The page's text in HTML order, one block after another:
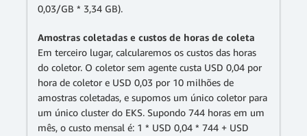
0,03/GB * 3,34 GB).
Amostras coletadas e custos de horas de coleta
Em terceiro lugar, calcularemos os custos das horas
do coletor. O coletor sem agente custa USD 0,04 por
hora de coletor e USD 0,03 por 10 milhões de
amostras coletadas, e supomos um único coletor para
um único cluster do EKS. Supondo 744 horas em um
mês, o custo mensal é: 1 * USD 0,04 * 744 + USD